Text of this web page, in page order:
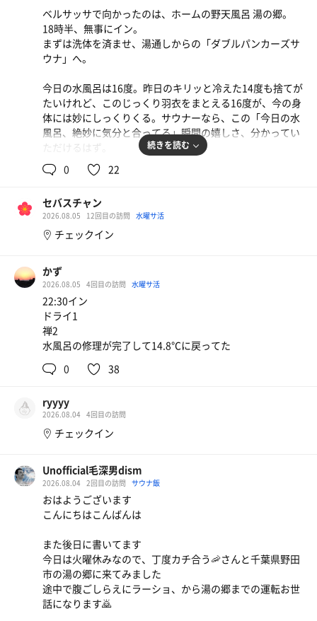
ベルサッサで向かったのは、ホームの野天風呂 湯の郷。
18時半、無事にイン。
まずは洗体を済ませ、湯通しからの「ダブルパンカーズサ
ウナ」へ。
今日の水風呂は16度。昨日のキリッと冷えた14度も捨てが
たいけれど、このじっくり羽衣をまとえる16度が、今の身
体には妙にしっくりくる。サウナーなら、この「今日の水
風呂、絶妙に気分と合ってる」瞬間の嬉しさ、分かってい
ただけるはず。
続いて「禅サウナ」へ足を運ぶと、運よく完全な貸切状態
すかさずセルフロウリュを仕込み、熱々に育ったサ室でじ
っくり蒸されること6分。外気浴で風に吹かれていると、
グースの時間がやってきた。
サ室に入ると、すでにぎっしり満員御礼。期待感に満ちた
熱気の中、シンガーソング熱波師・白樺タケルさんの演目
がスタートした。
自身の楽曲に乗せて繰り出される風は、とにかく優雅で美
しい。
1曲目から高速・背面のスーパーエイトを鮮やかに連発。
2曲目では華麗な投げ技とダブルのスーパーエイトで魅
せ、
心地よい歌声とアクロバティックな技のギャップに魅了さ
れ、気づけば体感温度は最高潮。まさに「エレガント」と
いう言葉がぴったりの熱波を全身で浴び尽くした。
火照った体を16度の水風呂で冷やし、夜風が抜ける外気浴
エリアへ。
ディープなととのいが訪れ、頭の中にはタケルさんの曲が
心地よくリフレインしていた。
続きを読む
0 22
セバスチャン
2026.08.05 12回目の訪問 水曜サ活
チェックイン
かず
2026.08.05 4回目の訪問 水曜サ活
22:30イン
ドライ1
禅2
水風呂の修理が完了して14.8℃に戻ってた
0
38
ryyyy
2026.08.04 4回目の訪問
チェックイン
Unofficial毛深男dism
2026.08.04 2回目の訪問 サウナ飯
おはようございます
こんにちはこんばんは
また後日に書いてます
今日は火曜休みなので、丁度カチ合う🦐さんと千葉県野田
市の湯の郷に来てみました
途中で腹ごしらえにラーショ、から湯の郷までの運転お世
話になります🙇